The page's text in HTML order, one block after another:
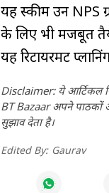
यह स्कीम उन NPS
के लिए भी मजबूत
यह रिटायरमेंट
Disclaimer: ये आर्टिकल
BT Bazaar अपने पाठकों
सुझाव देता है।
Edited By: Gaurav